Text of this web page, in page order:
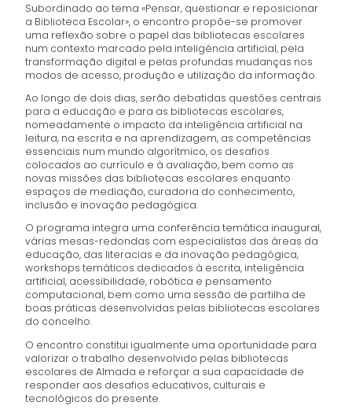
Subordinado ao tema «Pensar, questionar e reposicionar
a Biblioteca Escolar», o encontro propõe-se promover
uma reflexão sobre o papel das bibliotecas escolares
num contexto marcado pela inteligência artificial, pela
transformação digital e pelas profundas mudanças nos
modos de acesso, produção e utilização da informação.
Ao longo de dois dias, serão debatidas questões centrais
para a educação e para as bibliotecas escolares,
nomeadamente o impacto da inteligência artificial na
leitura, na escrita e na aprendizagem, as competências
essenciais num mundo algorítmico, os desafios
colocados ao currículo e à avaliação, bem como as
novas missões das bibliotecas escolares enquanto
espaços de mediação, curadoria do conhecimento,
inclusão e inovação pedagógica.
O programa integra uma conferência temática inaugural,
várias mesas-redondas com especialistas das áreas da
educação, das literacias e da inovação pedagógica,
workshops temáticos dedicados à escrita, inteligência
artificial, acessibilidade, robótica e pensamento
computacional, bem como uma sessão de partilha de
boas práticas desenvolvidas pelas bibliotecas escolares
do concelho.
O encontro constitui igualmente uma oportunidade para
valorizar o trabalho desenvolvido pelas bibliotecas
escolares de Almada e reforçar a sua capacidade de
responder aos desafios educativos, culturais e
tecnológicos do presente.